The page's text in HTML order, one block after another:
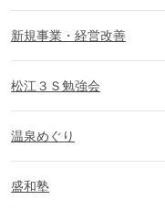
新規事業・経営改善
松江３Ｓ勉強会
温泉めぐり
盛和塾